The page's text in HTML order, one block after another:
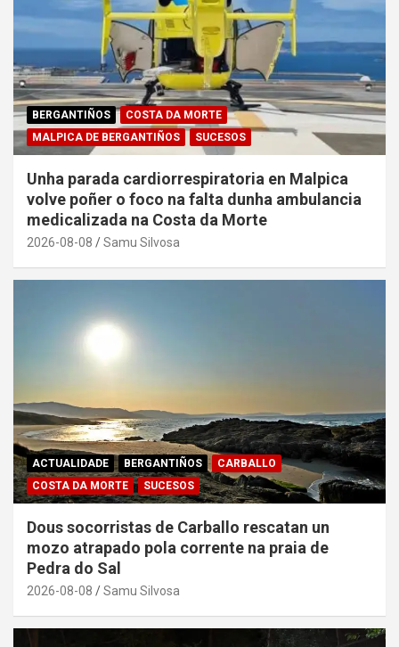
BERGANTIÑOS
COSTA DA MORTE
MALPICA DE BERGANTIÑOS
SUCESOS
Unha parada cardiorrespiratoria en Malpica
volve poñer o foco na falta dunha ambulancia
medicalizada na Costa da Morte
2026-08-08 Samu Silvosa
ACTUALIDADE BERGANTIÑOS
CARBALLO
COSTA DA MORTE
SUCESOS
Dous socorristas de Carballo rescatan un
mozo atrapado pola corrente na praia de
Pedra do Sal
2026-08-08 Samu Silvosa